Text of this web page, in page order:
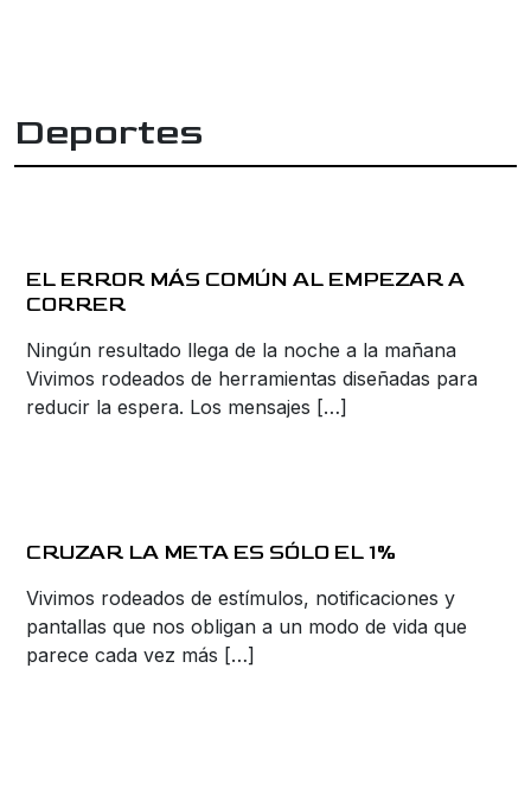
Deportes
EL ERROR MÁS COMÚN AL EMPEZAR A
CORRER
Ningún resultado llega de la noche a la mañana
Vivimos rodeados de herramientas diseñadas para
reducir la espera. Los mensajes […]
CRUZAR LA META ES SÓLO EL 1%
Vivimos rodeados de estímulos, notificaciones y
pantallas que nos obligan a un modo de vida que
parece cada vez más […]